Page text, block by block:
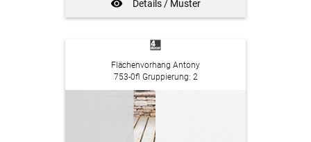
Details / Muster
Flächenvorhang Antony
753-0fl Gruppierung: 2